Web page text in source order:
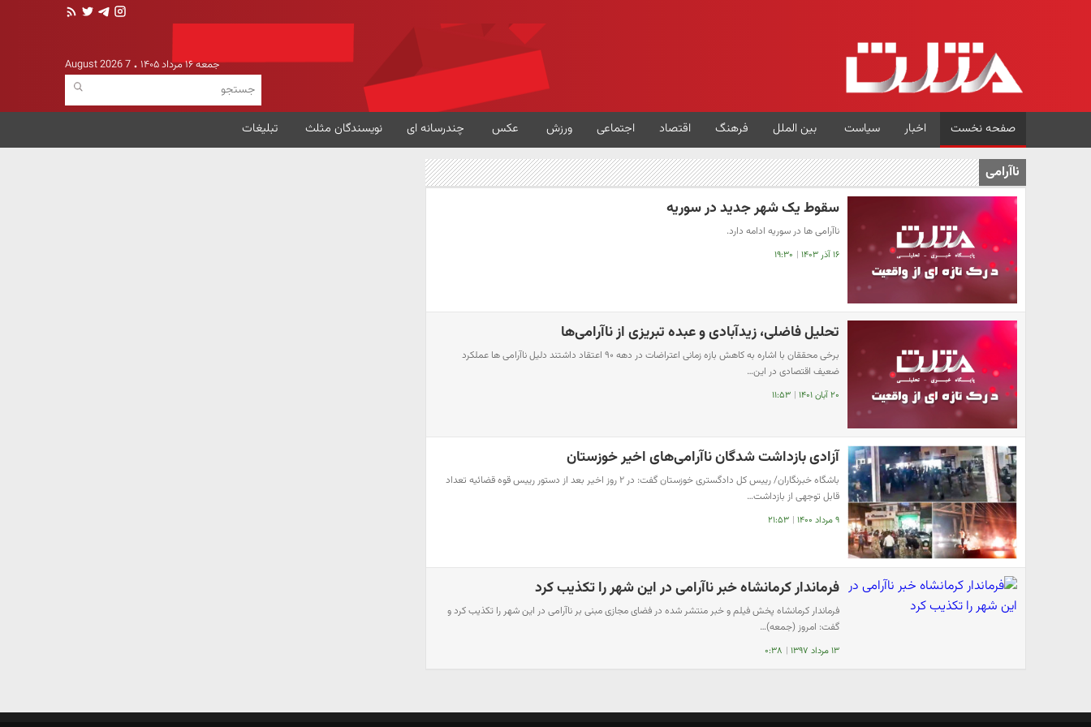
جمعه ۱۶ مرداد ۱۴۰۵ 7 August 2026
صفحه نخست اخبار سیاست بین الملل فرهنگ اقتصاد اجتماعی ورزش عکس چندرسانه ای نویسندگان مثلث تبلیغات
ناآرامی
سقوط یک شهر جدید در سوریه
ناآرامی ها در سوریه ادامه دارد.
۱۶ آذر ۱۴۰۳ | ۱۹:۳۰
تحلیل فاضلی، زیدآبادی و عبده تبریزی از ناآرامی‌ها
برخی محققان با اشاره به کاهش بازه زمانی اعتراضات در دهه ۹۰ اعتقاد داشتند دلیل ناآرامی ها عملکرد
ضعیف اقتصادی در این…
۲۰ آبان ۱۴۰۱ | ۱۱:۵۳
آزادی بازداشت شدگان ناآرامی‌های اخیر خوزستان
باشگاه خبرنگاران/ رییس کل دادگستری خوزستان گفت: در ۲ روز اخیر بعد از دستور رییس قوه قضائیه تعداد
قابل توجهی از بازداشت…
۹ مرداد ۱۴۰۰ | ۲۱:۵۳
فرماندار کرمانشاه خبر ناآرامی در این شهر را تکذیب کرد
فرماندار کرمانشاه پخش فیلم و خبر منتشر شده در فضای مجازی مبنی بر ناآرامی در این شهر را تکذیب کرد و
گفت: امروز (جمعه)…
۱۳ مرداد ۱۳۹۷ | ۰:۳۸